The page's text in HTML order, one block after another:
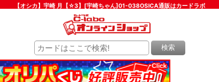
【オシカ】宇崎 月【☆3】[宇崎ちゃん]01-038OSICA通販はカードラボ
検索